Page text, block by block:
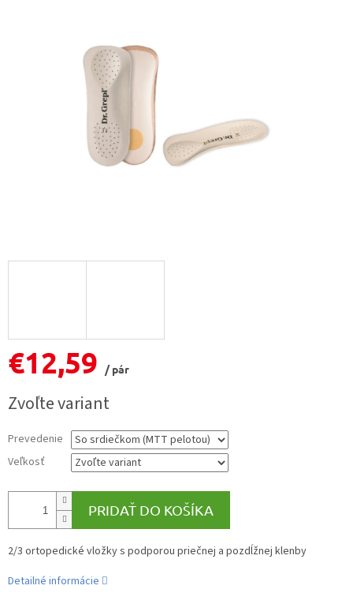
€12,59
/ pár
cena:
Zvoľte variant
Prevedenie
Veľkosť
PRIDAŤ DO KOŠÍKA
2/3 ortopedické vložky s podporou priečnej a pozdĺžnej klenby
Detailné informácie